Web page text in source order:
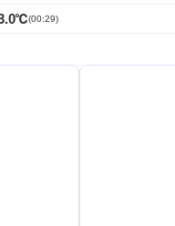
(00:29)